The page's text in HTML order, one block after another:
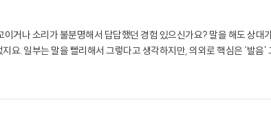
거나 소리가 불분명해서 답답했던 경험 있으신가요? 말을 해도 상대
요. 일부는 말을 빨리해서 그렇다고 생각하지만, 의외로 핵심은 ‘발음’
라는 점이에요—‘소리’를..